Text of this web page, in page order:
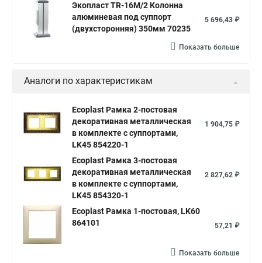
Экопласт TR-16M/2 Колонна
алюминевая под суппорт
(двухсторонняя) 350мм 70235
5 696,43 ₽
Показать больше
Аналоги по характеристикам
Ecoplast Рамка 2-постовая
декоративная металлическая
в комплекте с суппортами,
LK45 854220-1
1 904,75 ₽
Ecoplast Рамка 3-постовая
декоративная металлическая
в комплекте с суппортами,
LK45 854320-1
2 827,62 ₽
Ecoplast Рамка 1-постовая, LK60
864101
57,21 ₽
Показать больше